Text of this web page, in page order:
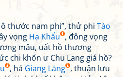
thước nam phi”, thử phi Tào
vọng Hạ Khẩu , đông vọng
mâu, uất hồ thương
chi khốn ư Chu Lang giả hồ?
, há Giang Lăng , thuận lưu